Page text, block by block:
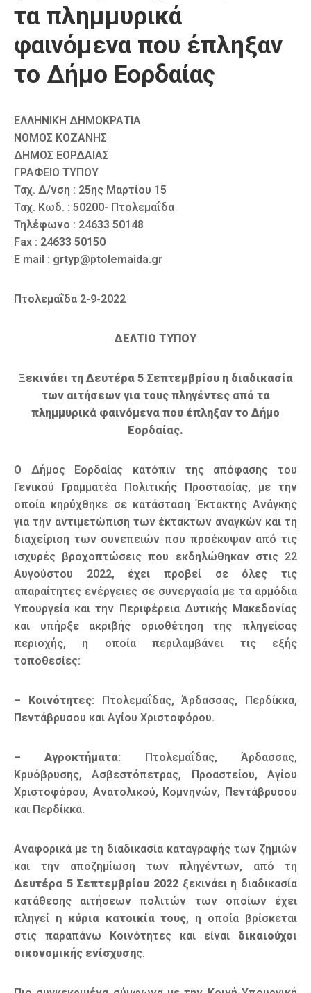
τα πλημμυρικά
φαινόμενα που έπληξαν
το Δήμο Εορδαίας
ΕΛΛΗΝΙΚΗ ΔΗΜΟΚΡΑΤΙΑ
ΝΟΜΟΣ ΚΟΖΑΝΗΣ
ΔΗΜΟΣ ΕΟΡΔΑΙΑΣ
ΓΡΑΦΕΙΟ ΤΥΠΟΥ
Ταχ. Δ/νση : 25ης Μαρτίου 15
Ταχ. Κωδ. : 50200- Πτολεμαΐδα
Τηλέφωνο : 24633 50148
Fax : 24633 50150
E mail : grtyp@ptolemaida.gr
Πτολεμαΐδα 2-9-2022
ΔΕΛΤΙΟ ΤΥΠΟΥ
Ξεκινάει τη Δευτέρα 5 Σεπτεμβρίου η διαδικασία
των αιτήσεων για τους πληγέντες από τα
πλημμυρικά φαινόμενα που έπληξαν το Δήμο
Εορδαίας.
Ο Δήμος Εορδαίας κατόπιν της απόφασης του
Γενικού Γραμματέα Πολιτικής Προστασίας, με την
οποία κηρύχθηκε σε κατάσταση Έκτακτης Ανάγκης
για την αντιμετώπιση των έκτακτων αναγκών και τη
διαχείριση των συνεπειών που προέκυψαν από τις
ισχυρές βροχοπτώσεις που εκδηλώθηκαν στις 22
Αυγούστου 2022, έχει προβεί σε όλες τις
απαραίτητες ενέργειες σε συνεργασία με τα αρμόδια
Υπουργεία και την Περιφέρεια Δυτικής Μακεδονίας
και υπήρξε ακριβής οριοθέτηση της πληγείσας
περιοχής, η οποία περιλαμβάνει τις εξής
τοποθεσίες:
– Κοινότητες: Πτολεμαΐδας, Άρδασσας, Περδίκκα,
Πεντάβρυσου και Αγίου Χριστοφόρου.
–Αγροκτήματα: Πτολεμαΐδας, Άρδασσας,
Κρυόβρυσης, Ασβεστόπετρας, Προαστείου, Αγίου
Χριστοφόρου, Ανατολικού, Κομνηνών, Πεντάβρυσου
και Περδίκκα.
Αναφορικά με τη διαδικασία καταγραφής των ζημιών
και την αποζημίωση των πληγέντων, από τη
Δευτέρα 5 Σεπτεμβρίου 2022 ξεκινάει η διαδικασία
κατάθεσης αιτήσεων πολιτών των οποίων έχει
πληγεί η κύρια κατοικία τους, η οποία βρίσκεται
στις παραπάνω Κοινότητες και είναι δικαιούχοι
οικονομικής ενίσχυσης.